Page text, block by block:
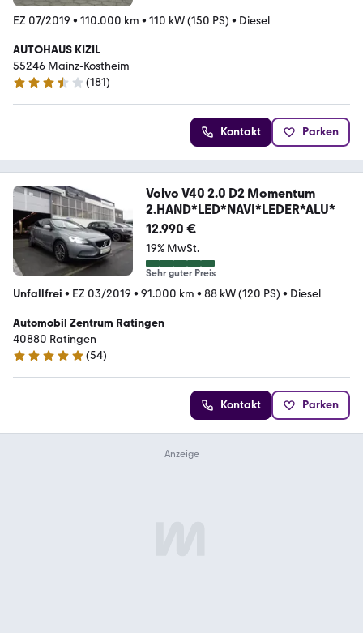
EZ 07/2019 • 110.000 km • 110 kW (150 PS) • Diesel
AUTOHAUS KIZIL
55246 Mainz-Kostheim
3.6 Sterne
(181)
Kontakt Parken
Volvo V40 2.0 D2 Momentum
2.HAND*LED*NAVI*LEDER*ALU*
12.990 €
19% MwSt.
Sehr guter Preis
Unfallfrei • EZ 03/2019 • 91.000 km • 88 kW (120 PS) • Diesel
Automobil Zentrum Ratingen
40880 Ratingen
5 Sterne
(54)
Kontakt Parken